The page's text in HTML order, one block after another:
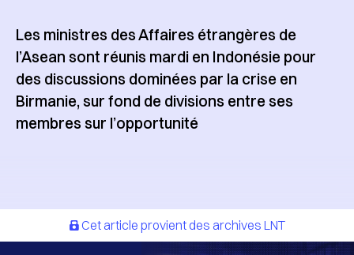
Les ministres des Affaires étrangères de
l’Asean sont réunis mardi en Indonésie pour
des discussions dominées par la crise en
Birmanie, sur fond de divisions entre ses
membres sur l’opportunité
Cet article provient des archives LNT